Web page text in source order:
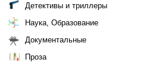
Детективы и триллеры
Наука, Образование
Документальные
Проза